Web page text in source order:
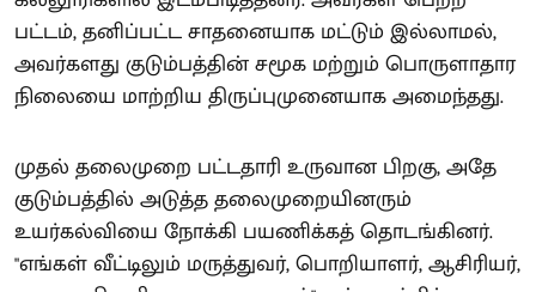
பட்டம், தனிப்பட்ட சாதனையாக மட்டும் இல்லாமல்,
அவர்களது குடும்பத்தின் சமூக மற்றும் பொருளாதார
நிலையை மாற்றிய திருப்புமுனையாக அமைந்தது.
முதல் தலைமுறை பட்டதாரி உருவான பிறகு, அதே
குடும்பத்தில் அடுத்த தலைமுறையினரும்
உயர்கல்வியை நோக்கி பயணிக்கத் தொடங்கினர்.
"எங்கள் வீட்டிலும் மருத்துவர், பொறியாளர், ஆசிரியர்,